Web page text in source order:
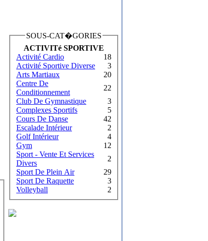
SOUS-CAT�GORIES
ACTIVITé SPORTIVE
Activité Cardio
18
Activité Sportive Diverse
3
Arts Martiaux
20
Centre De
Conditionnement
22
Club De Gymnastique
3
Complexes Sportifs
5
Cours De Danse
42
Escalade Intérieur
2
Golf Intérieur
4
Gym
12
Sport - Vente Et Services
Divers
2
Sport De Plein Air
29
Sport De Raquette
3
Volleyball
2